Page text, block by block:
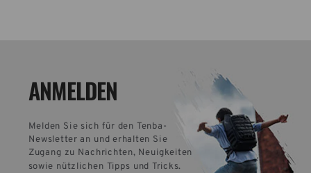
ANMELDEN
Melden Sie sich für den Tenba-
Newsletter an und erhalten Sie
Zugang zu Nachrichten, Neuigkeiten
sowie nützlichen Tipps und Tricks.